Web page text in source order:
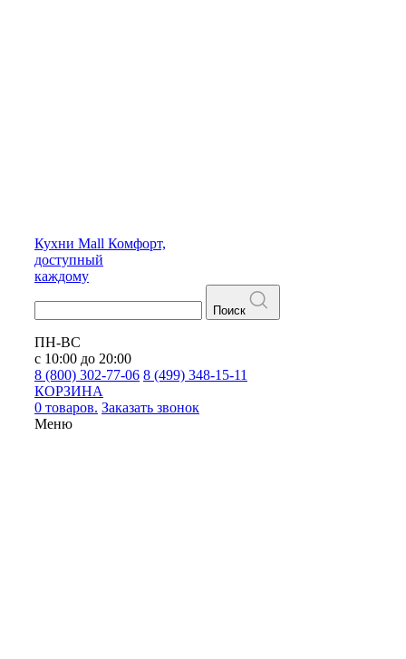
Кухни Mall Комфорт,
доступный
каждому
Поиск
ПН-ВС
с 10:00 до 20:00
8 (800) 302-77-06 8 (499) 348-15-11
КОРЗИНА
0 товаров. Заказать звонок
Меню